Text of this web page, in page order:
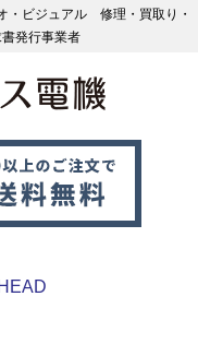
・ビジュアル 修理・買取り・
発行事業者